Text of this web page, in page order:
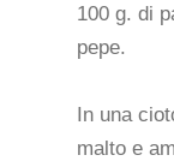
100 g. di
pepe.
In una
malto e